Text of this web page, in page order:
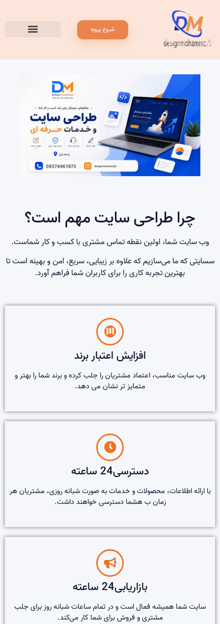
شروع پروژه
چرا طراحی سایت مهم است؟
وب سایت شما، اولین نقطه تماس مشتری با کسب و کار شماست.
سسایتی که ما می‌سازیم که علاوه بر زیبایی، سریع، امن و بهینه است تا
بهترین تجربه کاری را برای کاربران شما فراهم آورد.
افزایش اعتبار برند
وب سایت مناسب، اعتماد مشتریان را جلب کرده و برند شما را بهتر و
متمایز تر نشان می دهد.
دسترسی24 ساعته
با ارائه اطلاعات، محصولات و خدمات به صورت شبانه روزی، مشتریان هر
زمان ب هشما دسترسی خواهند داشت.
بازاریابی24 ساعته
سایت شما همیشه فعال است و در تمام ساعات شبانه روز برای جلب
مشتری و فروش برای شما کار می‌کند.